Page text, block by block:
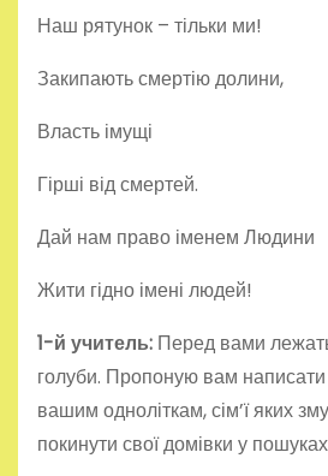
Наш рятунок – тільки ми!
Закипають смертію долини,
Власть імущі
Гірші від смертей.
Дай нам право іменем Людини
Жити гідно імені людей!
1-й учитель: Перед вами
голуби. Пропоную вам написати
вашим одноліткам, сім’ї яких
покинути свої домівки у